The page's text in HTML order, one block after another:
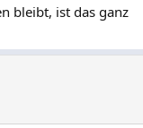
bleibt, ist das ganz